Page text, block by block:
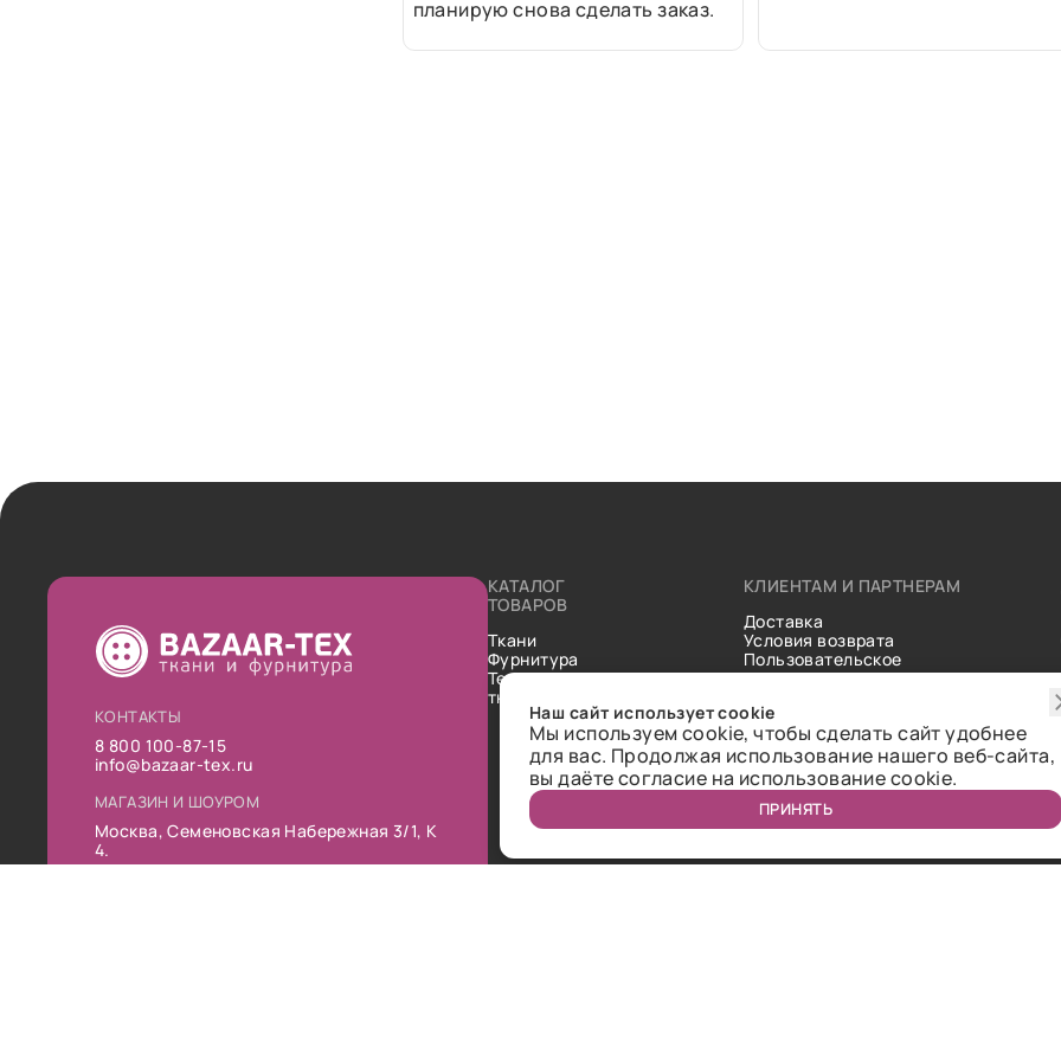
планирую снова сделать заказ.
КОНТАКТЫ
8 800 100-87-15
info@bazaar-tex.ru
МАГАЗИН И ШОУРОМ
Москва, Семеновская Набережная 3/1, К
4.
КАТАЛОГ
ТОВАРОВ
Ткани
Фурнитура
Технические
ткани
КЛИЕНТАМ И ПАРТНЕРАМ
Доставка
Условия возврата
Пользовательское
соглашение
Статьи
Наш сайт использует cookie
Мы используем cookie, чтобы сделать сайт удобнее
для вас. Продолжая использование нашего веб-сайта,
вы даёте согласие на использование cookie.
ПРИНЯТЬ